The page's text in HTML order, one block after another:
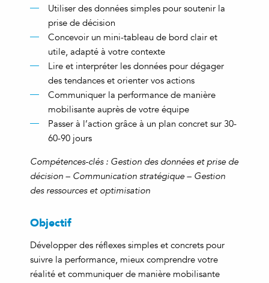
Utiliser des données simples pour soutenir la
prise de décision
Concevoir un mini-tableau de bord clair et
utile, adapté à votre contexte
Lire et interpréter les données pour dégager
des tendances et orienter vos actions
Communiquer la performance de manière
mobilisante auprès de votre équipe
Passer à l’action grâce à un plan concret sur 30-
60-90 jours
Compétences-clés : Gestion des données et prise de
décision – Communication stratégique – Gestion
des ressources et optimisation
Objectif
Développer des réflexes simples et concrets pour
suivre la performance, mieux comprendre votre
réalité et communiquer de manière mobilisante